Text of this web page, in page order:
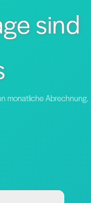
sind
monatliche Abrechnung.